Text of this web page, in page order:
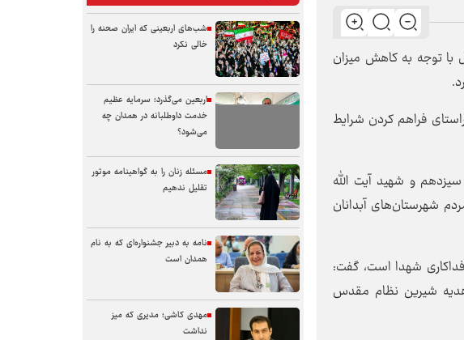
با توجه به کاهش میزان
یادآور شد: در راستای فراهم کردن شرایط
ابراز کرد: نقش دولت سیزدهم و شهید آیت الله
آن برای استفاده مردم شهرستان‌های آبدانان
شهدا است، گفت:
هدیه شیرین نظام مقدس
شب‌های اربعینی که ایران صحنه را
خالی نکرد
اربعین می‌گذرد؛ سرمایه عظیم
خدمت داوطلبانه در همدان چه
می‌شود؟
مسئله زنان را به گواهینامه موتور
تقلیل ندهیم
نامه به دبیر جشنواره‌ای که به نام
همدان است
مهدی کاشی؛ مدیری که میز
نداشت